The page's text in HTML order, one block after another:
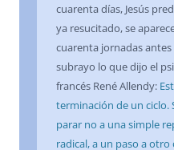
cuarenta días, Jesús
ya resucitado, se
cuarenta jornadas
subrayo lo que dijo el
francés René Allendy:
terminación de un ciclo.
parar no a una simple
radical, a un paso a